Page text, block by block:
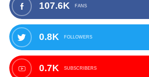
107.6K FANS
0.8K FOLLOWERS
0.7K SUBSCRIBERS